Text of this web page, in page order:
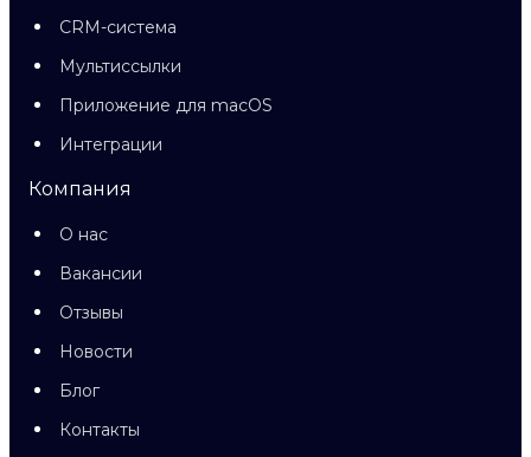
CRM-система
Мультиссылки
Приложение для macOS
Интеграции
Компания
О нас
Вакансии
Отзывы
Новости
Блог
Контакты